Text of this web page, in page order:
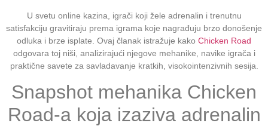
U svetu online kazina, igrači koji žele adrenalin i trenutnu
satisfakciju gravitiraju prema igrama koje nagrađuju brzo donošenje
odluka i brze isplate. Ovaj članak istražuje kako Chicken Road
odgovara toj niši, analizirajući njegove mehanike, navike igrača i
praktične savete za savladavanje kratkih, visokointenzivnih sesija.
Snapshot mehanika Chicken
Road-a koja izaziva adrenalin